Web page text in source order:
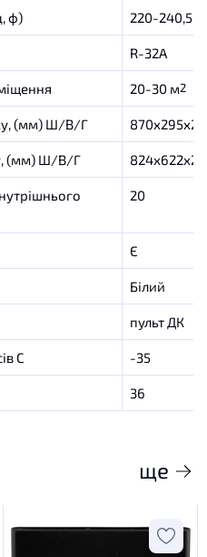
ф) 220-240,50,1
R-32A
20-30 м2
(мм) Ш/В/Г
(мм) Ш/В/Г
20
Є
Білий
пульт ДК
C -35
36
ще